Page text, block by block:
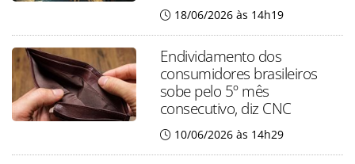
18/06/2026 às 14h19
Endividamento dos
consumidores brasileiros
sobe pelo 5º mês
consecutivo, diz CNC
10/06/2026 às 14h29